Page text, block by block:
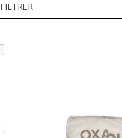
FILTRER